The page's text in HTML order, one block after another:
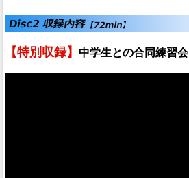
【特別収録】 中学生との合同練習会